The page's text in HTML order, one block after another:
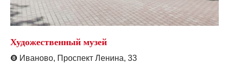
Художественный музей
❽ Иваново, Проспект Ленина, 33